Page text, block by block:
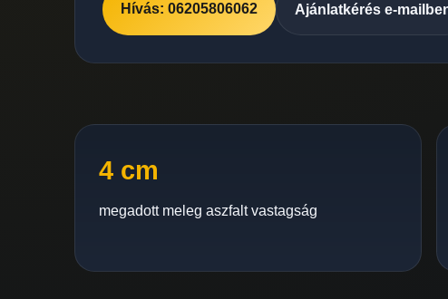
Hívás: 06205806062 Ajánlatkérés e-
4 cm
megadott meleg aszfalt vastagság